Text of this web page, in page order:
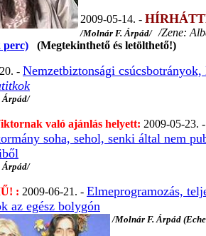
2009-05-14. -
/Molnár F. Árpád//Zene:
perc) (Megtekinthető és letölthető!)
- Nemzetbiztonsági
Árpád/
való ajánlás helyett: 2009-05-23.
soha, sehol, senki által nem
Árpád/
: 2009-06-21. - Elmeprogramozás,
az egész bolygón
/Molnár F. Árpád